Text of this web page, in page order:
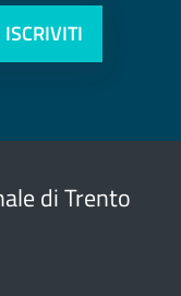
ISCRIVITI
di Trento